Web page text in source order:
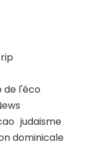
de l'éco
judaisme
dominicale